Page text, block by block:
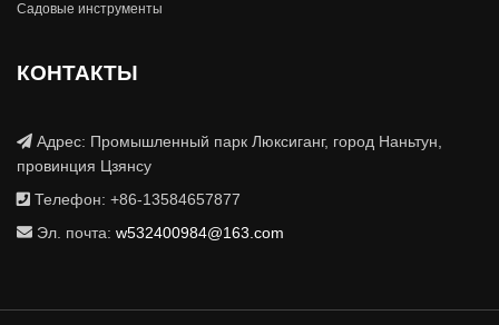
Садовые инструменты
КОНТАКТЫ
Адрес: Промышленный парк Люксиганг, город Наньтун,
провинция Цзянсу
Телефон: +86-13584657877
Эл. почта: w532400984@163.com